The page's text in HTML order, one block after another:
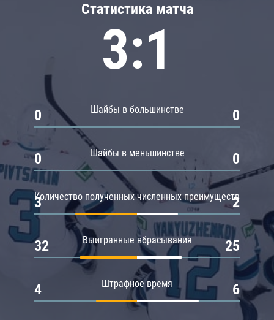
Статистика матча
3:1
Шайбы в большинстве
0 0
Шайбы в меньшинстве
0 0
Количество полученных численных преимуществ
3 2
Выигранные вбрасывания
32 25
Штрафное время
4 6